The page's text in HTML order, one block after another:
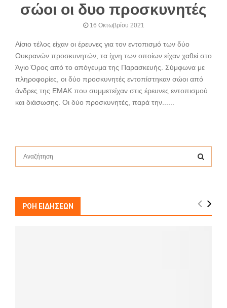
σώοι οι δυο προσκυνητές
16 Οκτωβρίου 2021
Αίσιο τέλος είχαν οι έρευνες για τον εντοπισμό των δύο
Ουκρανών προσκυνητών, τα ίχνη των οποίων είχαν χαθεί στο
Άγιο Όρος από το απόγευμα της Παρασκευής. Σύμφωνα με
πληροφορίες, οι δύο προσκυνητές εντοπίστηκαν σώοι από
άνδρες της ΕΜΑΚ που συμμετείχαν στις έρευνες εντοπισμού
και διάσωσης. Οι δύο προσκυνητές, παρά την......
f
A
ΡΟΗ ΕΙΔΗΣΕΩΝ